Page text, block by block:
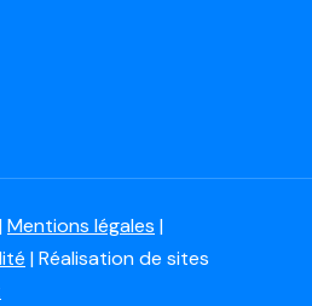
Mentions légales |
| Réalisation de sites